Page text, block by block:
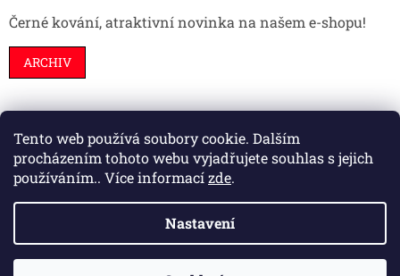
Tento web používá soubory cookie. Dalším
procházením tohoto webu vyjadřujete souhlas s jejich
používáním.. Více informacízde.
Nastavení
Černé kování, atraktivní novinka na našem e-shopu!
ARCHIV
Stavební pouzdra Interiéry Dveře
Vytvořil Shoptet